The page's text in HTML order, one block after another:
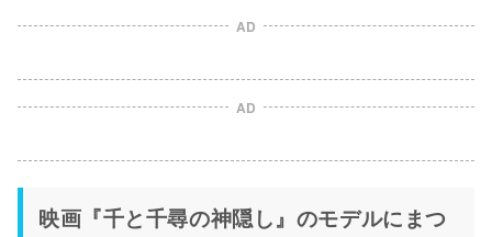
AD
AD
映画『千と千尋の神隠し』のモデルにまつ